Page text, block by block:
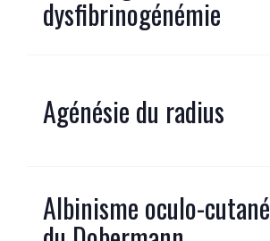
dysfibrinogénémie
Agénésie du radius
Albinisme oculo-cutané